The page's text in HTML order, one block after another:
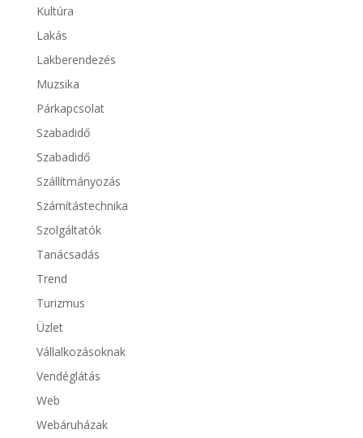
Kultúra
Lakás
Lakberendezés
Muzsika
Párkapcsolat
Szabadidő
Szabadidő
Szállítmányozás
Számítástechnika
Szolgáltatók
Tanácsadás
Trend
Turizmus
Üzlet
Vállalkozásoknak
Vendéglátás
Web
Webáruházak